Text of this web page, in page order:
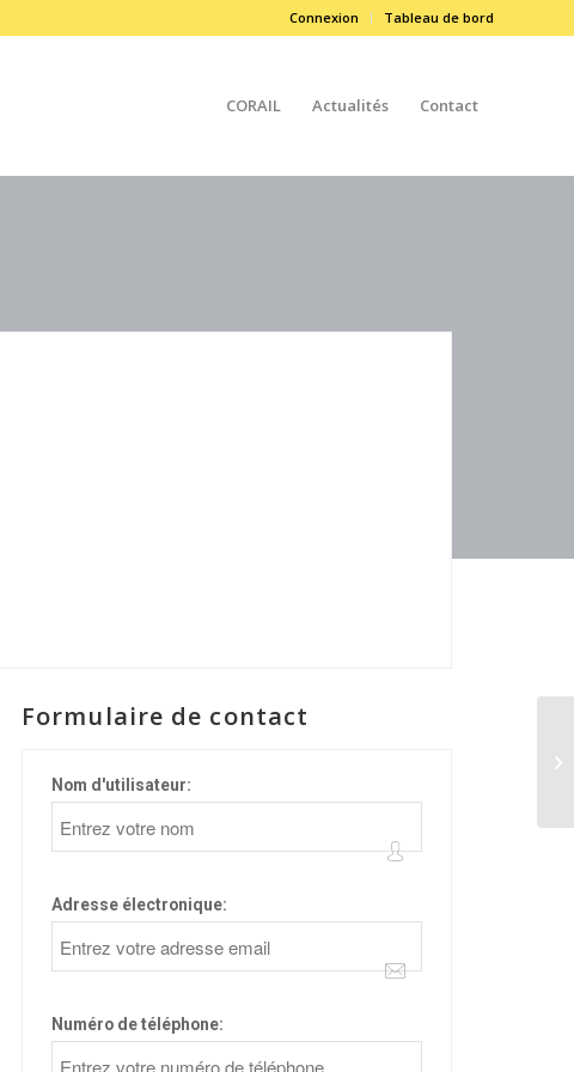
Connexion Tableau de bord
CORAIL Actualités Contact
Formulaire de contact
Nom d'utilisateur:
Adresse électronique:
Numéro de téléphone: